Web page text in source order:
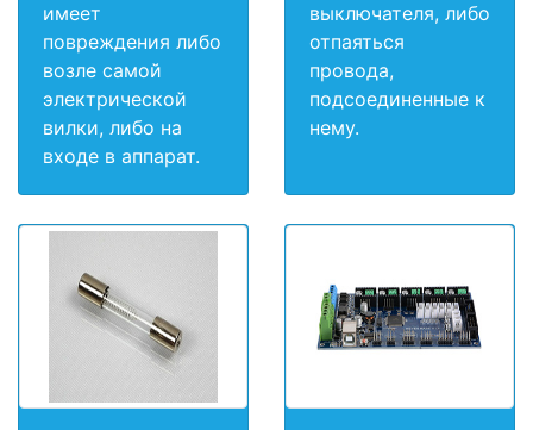
имеет
повреждения либо
возле самой
электрической
вилки, либо на
входе в аппарат.
выключателя, либо
отпаяться
провода,
подсоединенные к
нему.